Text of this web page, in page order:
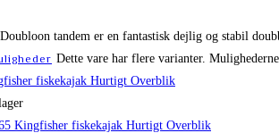
tandem er en fantastisk dejlig og stabil
Dette vare har flere varianter.
Hurtigt Overblik
Hurtigt Overblik